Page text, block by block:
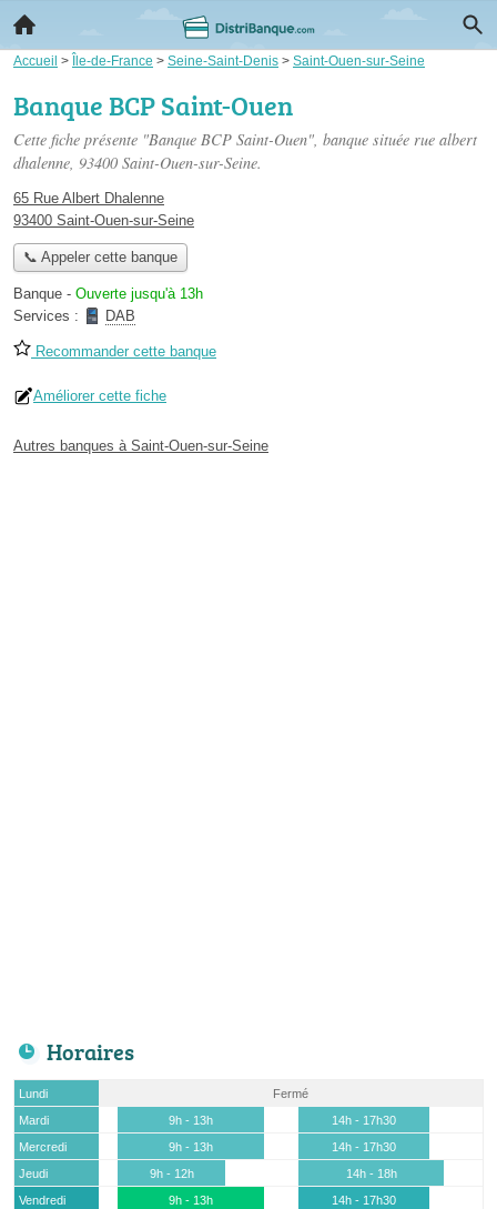
Accueil > Île-de-France > Seine-Saint-Denis > Saint-Ouen-sur-Seine
Banque BCP Saint-Ouen
Cette fiche présente "Banque BCP Saint-Ouen", banque située rue albert
dhalenne, 93400 Saint-Ouen-sur-Seine.
65 Rue Albert Dhalenne
93400 Saint-Ouen-sur-Seine
📞 Appeler cette banque
Banque - Ouverte jusqu'à 13h
Services :
DAB
Recommander cette banque
Améliorer cette fiche
Autres banques à Saint-Ouen-sur-Seine
Horaires
Lundi
Fermé
Mardi
9h - 13h
14h - 17h30
Mercredi
9h - 13h
14h - 17h30
Jeudi
9h - 12h
14h - 18h
Vendredi
9h - 13h
14h - 17h30